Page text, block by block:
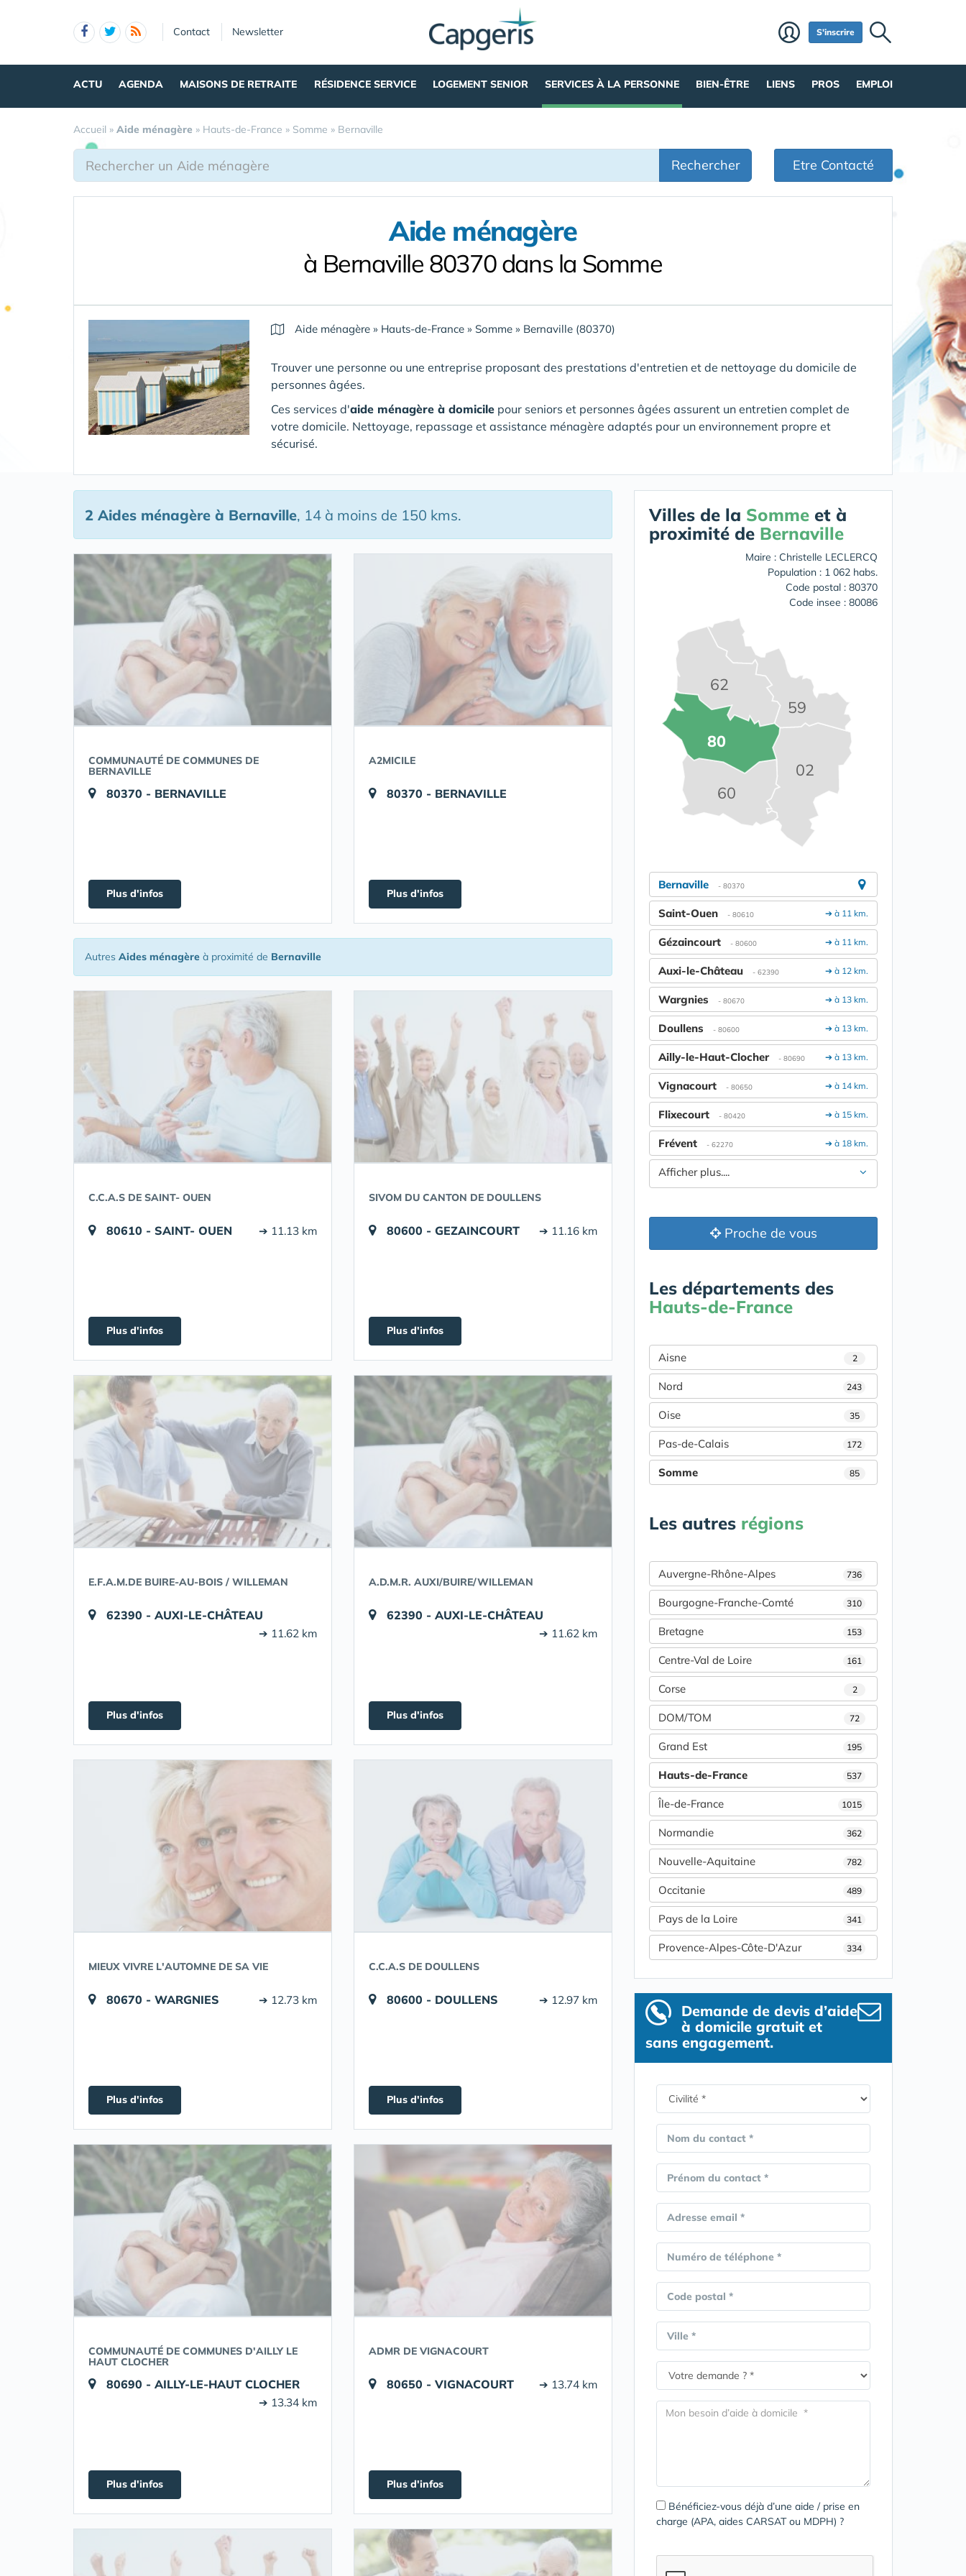
Contact Newsletter S'inscrire
ACTU AGENDA MAISONS DE RETRAITE RÉSIDENCE SERVICE LOGEMENT SENIOR SERVICES À LA PERSONNE BIEN-ÊTRE LIENS PROS EMPLOI
Accueil » Aide ménagère » Hauts-de-France » Somme » Bernaville
Rechercher Etre Contacté
Aide ménagère
à Bernaville 80370 dans la Somme
Aide ménagère » Hauts-de-France » Somme » Bernaville (80370)
Trouver une personne ou une entreprise proposant des prestations d'entretien et de nettoyage du domicile de
personnes âgées.
Ces services d'aide ménagère à domicile pour seniors et personnes âgées assurent un entretien complet de
votre domicile. Nettoyage, repassage et assistance ménagère adaptés pour un environnement propre et
sécurisé.
2 Aides ménagère à Bernaville, 14 à moins de 150 kms.
COMMUNAUTÉ DE COMMUNES DE
BERNAVILLE
80370 - BERNAVILLE
Plus d'infos
A2MICILE
80370 - BERNAVILLE
Plus d'infos
Autres Aides ménagère à proximité de Bernaville
C.C.A.S DE SAINT- OUEN
80610 - SAINT- OUEN ➔ 11.13 km
Plus d'infos
SIVOM DU CANTON DE DOULLENS
80600 - GEZAINCOURT ➔ 11.16 km
Plus d'infos
E.F.A.M.DE BUIRE-AU-BOIS / WILLEMAN
62390 - AUXI-LE-CHÂTEAU
➔ 11.62 km
Plus d'infos
A.D.M.R. AUXI/BUIRE/WILLEMAN
62390 - AUXI-LE-CHÂTEAU
➔ 11.62 km
Plus d'infos
MIEUX VIVRE L'AUTOMNE DE SA VIE
80670 - WARGNIES ➔ 12.73 km
Plus d'infos
C.C.A.S DE DOULLENS
80600 - DOULLENS ➔ 12.97 km
Plus d'infos
COMMUNAUTÉ DE COMMUNES D'AILLY LE
HAUT CLOCHER
80690 - AILLY-LE-HAUT CLOCHER
➔ 13.34 km
Plus d'infos
ADMR DE VIGNACOURT
80650 - VIGNACOURT ➔ 13.74 km
Plus d'infos
Villes de la Somme et à
proximité de Bernaville
Maire : Christelle LECLERCQ
Population : 1 062 habs.
Code postal : 80370
Code insee : 80086
02
59
60
62
80
Bernaville - 80370
➔ à 11 km.
Saint-Ouen - 80610
➔ à 11 km.
Gézaincourt - 80600
➔ à 12 km.
Auxi-le-Château - 62390
➔ à 13 km.
Wargnies - 80670
➔ à 13 km.
Doullens - 80600
➔ à 13 km.
Ailly-le-Haut-Clocher - 80690
➔ à 14 km.
Vignacourt - 80650
➔ à 15 km.
Flixecourt - 80420
➔ à 18 km.
Frévent - 62270
Afficher plus....
Proche de vous
Les départements des
Hauts-de-France
Aisne 2
Nord 243
Oise 35
Pas-de-Calais 172
Somme 85
Les autres régions
Auvergne-Rhône-Alpes 736
Bourgogne-Franche-Comté 310
Bretagne 153
Centre-Val de Loire 161
Corse 2
DOM/TOM 72
Grand Est 195
Hauts-de-France 537
Île-de-France 1015
Normandie 362
Nouvelle-Aquitaine 782
Occitanie 489
Pays de la Loire 341
Provence-Alpes-Côte-D'Azur 334
Demande de devis d’aide
à domicile gratuit et
sans engagement.
Nom du contact *
Prénom du contact *
Adresse email *
Numéro de téléphone *
Code postal *
Ville *
Bénéficiez-vous déjà d’une aide / prise en
charge (APA, aides CARSAT ou MDPH) ?